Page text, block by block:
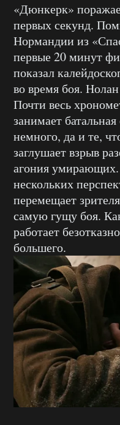
«Дюнкерк»
первых секунд.
Нормандии из
первые 20 минут
показал
во время боя.
Почти весь
занимает
немного, да и те,
заглушает взрыв
агония умирающих.
нескольких
перемещает
самую гущу боя.
работает
большего.